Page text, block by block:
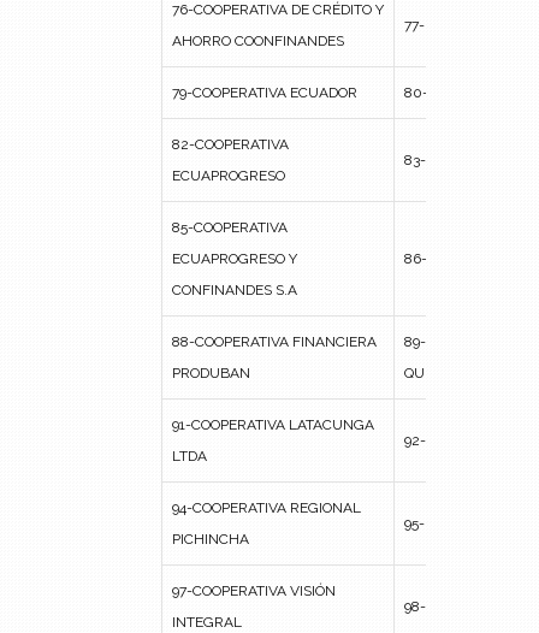
76-COOPERATIVA DE CRÉDITO Y
AHORRO COONFINANDES
77-FINANCIERA
79-COOPERATIVA ECUADOR 80-FINANCIERA
82-COOPERATIVA
ECUAPROGRESO
83-FINANCIERA
85-COOPERATIVA
ECUAPROGRESO Y
CONFINANDES S.A
86-FINANCIERA
88-COOPERATIVA FINANCIERA
PRODUBAN
89-FINANCIERA
QUITO
91-COOPERATIVA LATACUNGA
LTDA
92-FINANCIERA
94-COOPERATIVA REGIONAL
PICHINCHA
95-FINANCIERA
97-COOPERATIVA VISIÓN
INTEGRAL
98-FINANCIERA